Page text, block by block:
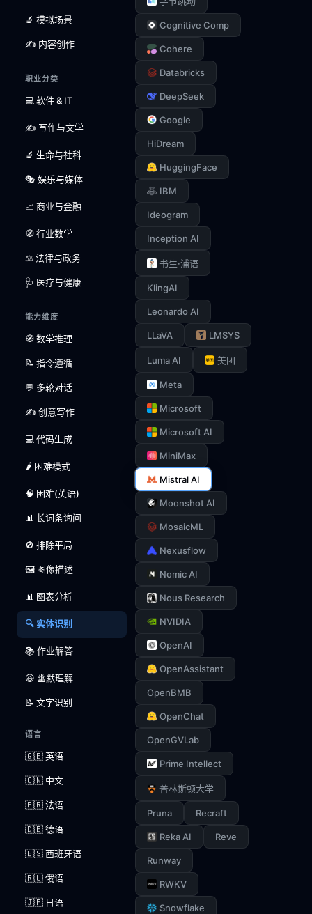
🔬 模拟场景
✍️ 内容创作
职业分类
💻 软件 & IT
✍️ 写作与文学
🔬 生命与社科
🎭 娱乐与媒体
📈 商业与金融
🧭 行业数学
⚖️ 法律与政务
🩺 医疗与健康
能力维度
🧭 数学推理
📝 指令遵循
💬 多轮对话
✍️ 创意写作
💻 代码生成
🌶️ 困难模式
🧠 困难(英语)
📊 长词条询问
🚫 排除平局
🖼️ 图像描述
📊 图表分析
🔍 实体识别
📚 作业解答
😆 幽默理解
📝 文字识别
语言
🇬🇧 英语
🇨🇳 中文
🇫🇷 法语
🇩🇪 德语
🇪🇸 西班牙语
🇷🇺 俄语
🇯🇵 日语
Cognitive Comp
Cohere
Databricks
DeepSeek
Google
HiDream
HuggingFace
IBM
Ideogram
Inception AI
书生·浦语
KlingAI
Leonardo AI
LLaVA LMSYS
Luma AI 美团
Meta
Microsoft
Microsoft AI
MiniMax
Mistral AI
Moonshot AI
MosaicML
Nexusflow
Nomic AI
Nous Research
NVIDIA
OpenAI
OpenAssistant
OpenBMB
OpenChat
OpenGVLab
Prime Intellect
普林斯顿大学
Pruna Recraft
Reka AI Reve
Runway
RWKV
Snowflake